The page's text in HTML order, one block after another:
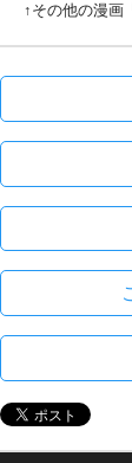
↑その他の漫画